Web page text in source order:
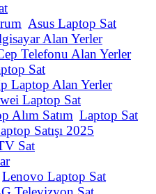
Asus Laptop Sat
Alan Yerler
Telefonu Alan Yerler
Sat
Laptop Alan Yerler
Laptop Sat
Alım Satım Laptop Sat
Satışı 2025
Sat
Lenovo Laptop Sat